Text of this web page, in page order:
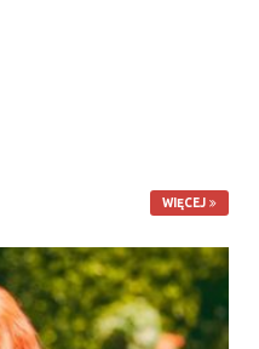
WIĘCEJ